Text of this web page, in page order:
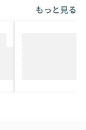
は、評判では
ているAIを選ぶこ
それぞれの本当
もっと見る